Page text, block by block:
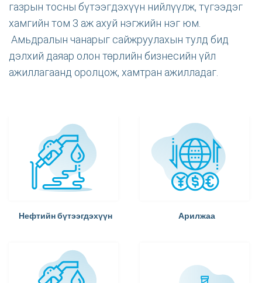
газрын тосны бүтээгдэхүүн нийлүүлж, түгээдэг
хамгийн том 3 аж ахуй нэгжийн нэг юм.
Амьдралын чанарыг сайжруулахын тулд бид
дэлхий даяар олон төрлийн бизнесийн үйл
ажиллагаанд оролцож, хамтран ажилладаг.
Нефтийн бүтээгдэхүүн Арилжаа